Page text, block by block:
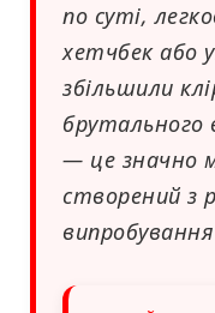
по суті,
хетчбек або
збільшили
брутального
— це значно
створений з